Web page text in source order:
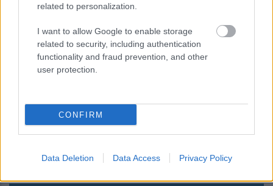
related to personalization.
I want to allow Google to enable storage
related to security, including authentication
functionality and fraud prevention, and other
user protection.
CONFIRM
Data Deletion Data Access Privacy Policy
επόμενο 9ωρο – Παραμένουμε σε
απόλυτη επιφυλακή – ΒΙΝΤΕΟ